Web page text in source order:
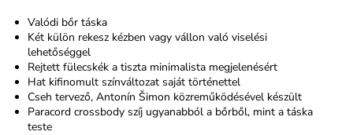
Valódi bőr táska
Két külön rekesz kézben vagy vállon való viselési
lehetőséggel
Rejtett fülecskék a tiszta minimalista megjelenésért
Hat kifinomult színváltozat saját történettel
Cseh tervező, Antonín Šimon közreműködésével készült
Paracord crossbody szíj ugyanabból a bőrből, mint a táska
teste